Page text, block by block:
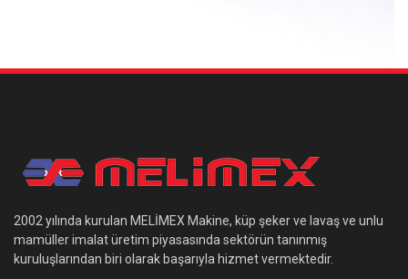
2002 yılında kurulan MELİMEX Makine, küp şeker ve lavaş ve unlu
mamüller imalat üretim piyasasında sektörün tanınmış
kuruluşlarından biri olarak başarıyla hizmet vermektedir.